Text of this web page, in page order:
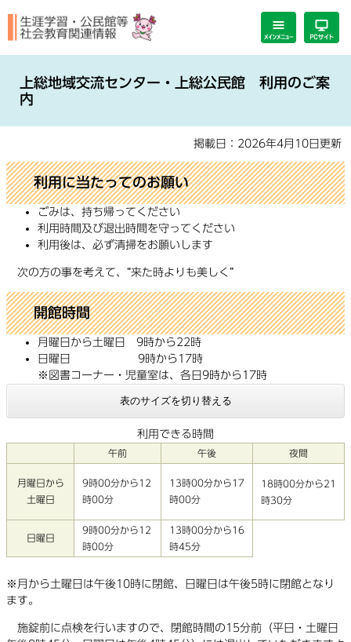
ジ
す。
ュ
し
本
文
へ
上総地域交流センター・上総公民館 利用のご案
内
掲載日：2026年4月10日更新
利用に当たってのお願い
ごみは、持ち帰ってください
利用時間及び退出時間を守ってください
利用後は、必ず清掃をお願いします
次の方の事を考えて、“来た時よりも美しく”
開館時間
月曜日から土曜日 9時から22時
日曜日 9時から17時
※図書コーナー・児童室は、各日9時から17時
表のサイズを切り替える
午前 午後 夜間
利用できる時間
月曜日から
土曜日
9時00分から12
時00分
13時00分から17
時00分
18時00分から21
時30分
日曜日
9時00分から12
時00分
13時00分から16
時45分
※月から土曜日は午後10時に閉館、日曜日は午後5時に閉館となり
ます。
施錠前に点検を行いますので、閉館時間の15分前（平日・土曜日